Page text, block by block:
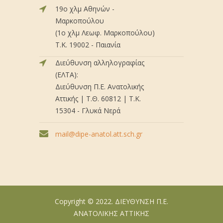
19ο χλμ Αθηνών -
Μαρκοπούλου
(1ο χλμ Λεωφ. Μαρκοπούλου)
Τ.Κ. 19002 - Παιανία
Διεύθυνση αλληλογραφίας
(ΕΛΤΑ):
Διεύθυνση Π.Ε. Ανατολικής
Αττικής | Τ.Θ. 60812 | Τ.Κ.
15304 - Γλυκά Νερά
mail@dipe-anatol.att.sch.gr
Copyright © 2022. ΔΙΕΥΘΥΝΣΗ Π.Ε.
ΑΝΑΤΟΛΙΚΗΣ ΑΤΤΙΚΗΣ